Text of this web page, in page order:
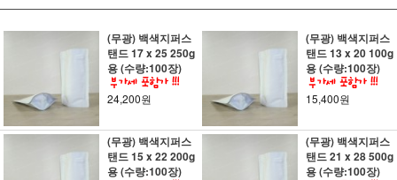
(무광) 백색지퍼스
탠드 17 x 25 250g
용 (수량:100장)
24,200원
(무광) 백색지퍼스
탠드 13 x 20 100g
용 (수량:100장)
15,400원
(무광) 백색지퍼스
탠드 15 x 22 200g
용 (수량:100장)
(무광) 백색지퍼스
탠드 21 x 28 500g
용 (수량:100장)